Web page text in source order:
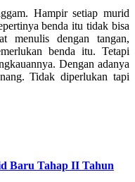
Hampir setiap murid
benda itu tidak bisa
menulis dengan tangan,
benda itu. Tetapi
Dengan adanya
Tidak diperlukan tapi
Baru Tahap II Tahun